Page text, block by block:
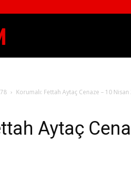
Korumalı: Fettah Aytaç Cenaze – 10 Nisan
Aytaç